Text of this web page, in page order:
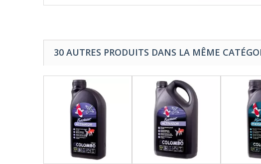
30 AUTRES PRODUITS DANS LA MÊME